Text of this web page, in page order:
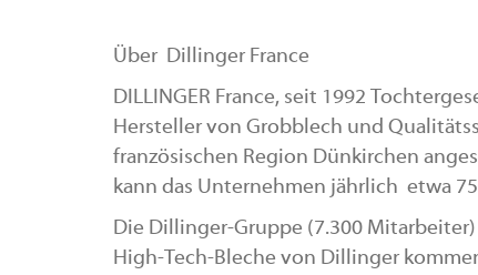
Über Dillinger France
DILLINGER France, seit 1992
Hersteller von Grobblech und
französischen Region Dünkirchen
kann das Unternehmen jährlich etwa
Die Dillinger-Gruppe (7.300
High-Tech-Bleche von Dillinger